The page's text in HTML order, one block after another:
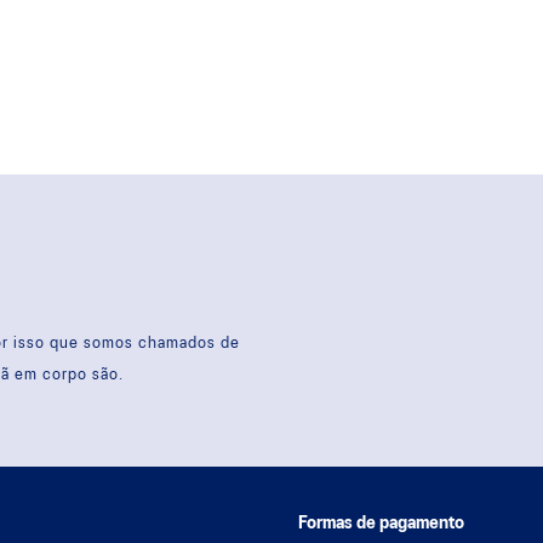
isso que somos chamados de
em corpo são.
Formas de pagamento